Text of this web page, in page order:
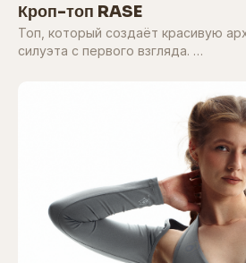
Кроп-топ RASE
Топ, который создаёт красивую
силуэта с первого взгляда. …